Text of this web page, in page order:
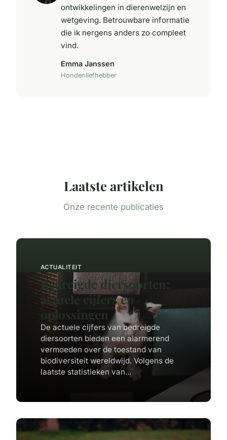
ontwikkelingen in dierenwelzijn en
wetgeving. Betrouwbare informatie
die ik nergens anders zo compleet
vind.
Emma Janssen
Hondenliefhebber
Laatste artikelen
Onze recente publicaties
ACTUALITEIT
Bedreigde diersoorten:
actuele cijfers en
oplossingen
De actuele cijfers van bedreigde
diersoorten bieden een alarmerend
vermoeden over de toestand van
biodiversiteit wereldwijd. Volgens de
laatste statistieken van...